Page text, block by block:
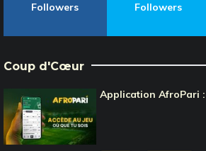
Followers
Followers
Coup d'Cœur
Application AfroPari